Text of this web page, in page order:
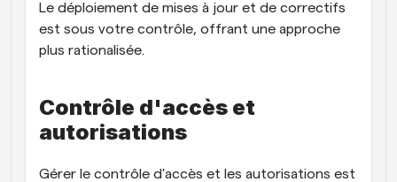
Le déploiement de mises à jour et de correctifs
est sous votre contrôle, offrant une approche
plus rationalisée.
Contrôle d'accès et
autorisations
Gérer le contrôle d'accès et les autorisations est